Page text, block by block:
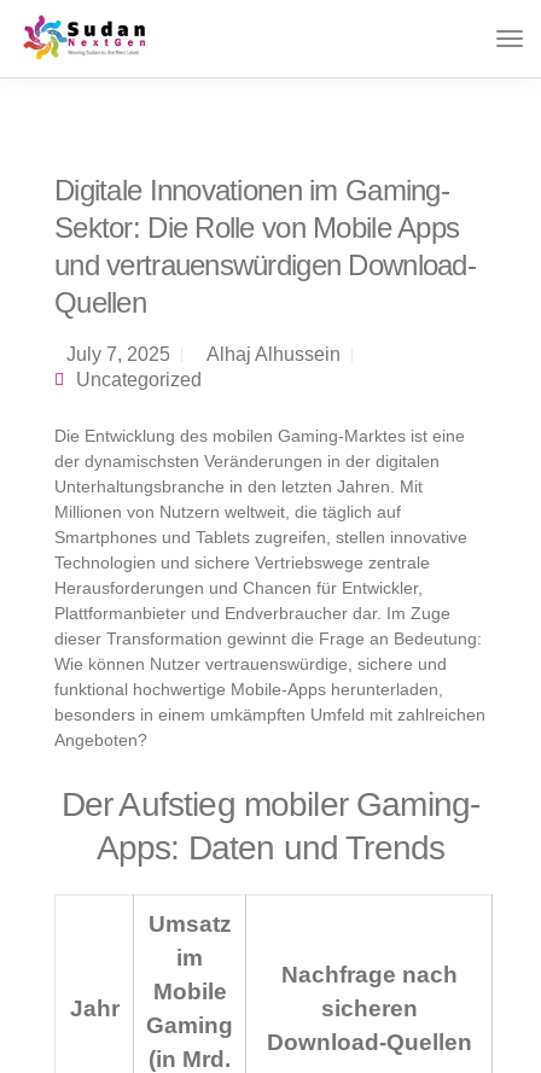
Digitale Innovationen im Gaming-
Sektor: Die Rolle von Mobile Apps
und vertrauenswürdigen Download-
Quellen
July 7, 2025
Alhaj Alhussein
Uncategorized
Die Entwicklung des mobilen Gaming-Marktes ist eine
der dynamischsten Veränderungen in der digitalen
Unterhaltungsbranche in den letzten Jahren. Mit
Millionen von Nutzern weltweit, die täglich auf
Smartphones und Tablets zugreifen, stellen innovative
Technologien und sichere Vertriebswege zentrale
Herausforderungen und Chancen für Entwickler,
Plattformanbieter und Endverbraucher dar. Im Zuge
dieser Transformation gewinnt die Frage an Bedeutung:
Wie können Nutzer vertrauenswürdige, sichere und
funktional hochwertige Mobile-Apps herunterladen,
besonders in einem umkämpften Umfeld mit zahlreichen
Angeboten?
Der Aufstieg mobiler Gaming-
Apps: Daten und Trends
Jahr
Umsatz
im
Mobile
Gaming
(in Mrd.
Nachfrage nach
sicheren
Download-Quellen